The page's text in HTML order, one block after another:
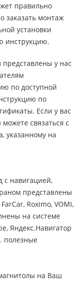
правильно
заказать монтаж
установки
инструкцию.
у нас
по доступной
по
Если у вас
связаться с
указанному на
с навигацией,
представлены
Roximo, VOMI,
на системе
Яндекс.Навигатор
полезные
на Ваш